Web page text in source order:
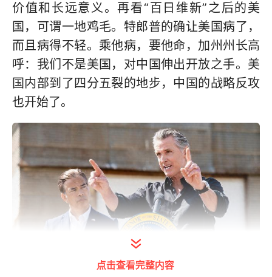
价值和长远意义。再看“百日维新”之后的美
国，可谓一地鸡毛。特郎普的确让美国病了，
而且病得不轻。乘他病，要他命，加州州长高
呼：我们不是美国，对中国伸出开放之手。美
国内部到了四分五裂的地步，中国的战略反攻
也开始了。
点击查看完整内容